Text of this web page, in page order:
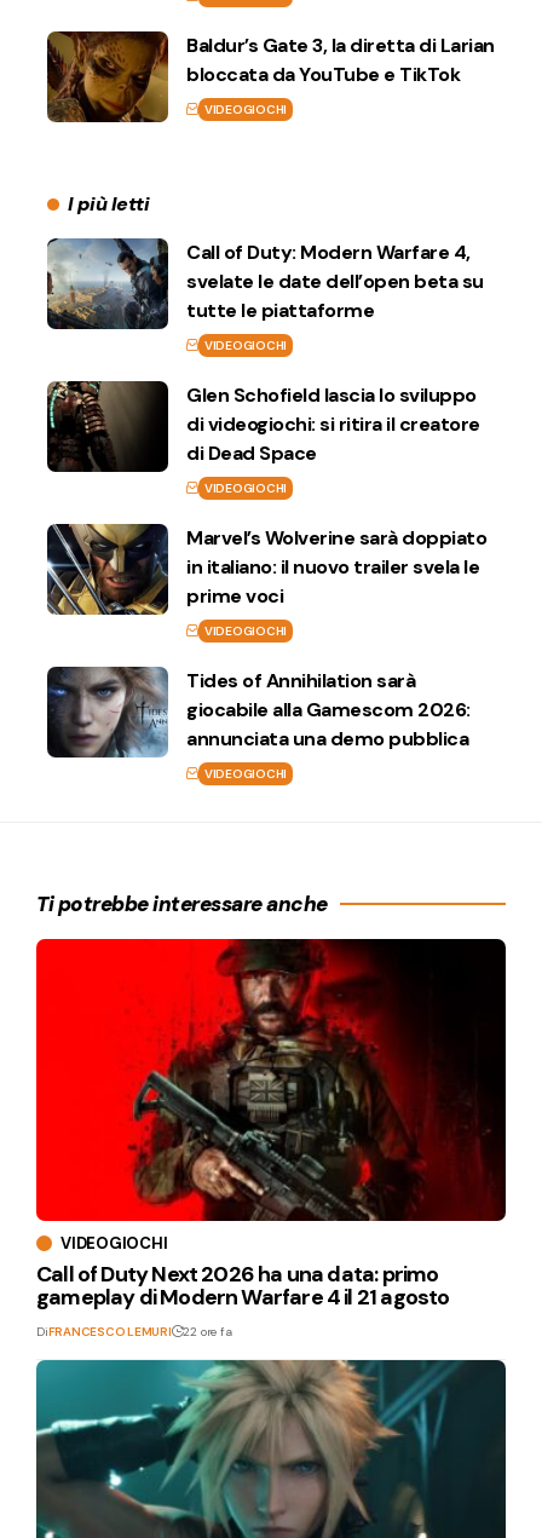
Baldur’s Gate 3, la diretta di Larian
bloccata da YouTube e TikTok
VIDEOGIOCHI
I più letti
Call of Duty: Modern Warfare 4,
svelate le date dell’open beta su
tutte le piattaforme
VIDEOGIOCHI
Glen Schofield lascia lo sviluppo
di videogiochi: si ritira il creatore
di Dead Space
VIDEOGIOCHI
Marvel’s Wolverine sarà doppiato
in italiano: il nuovo trailer svela le
prime voci
VIDEOGIOCHI
Tides of Annihilation sarà
giocabile alla Gamescom 2026:
annunciata una demo pubblica
VIDEOGIOCHI
Ti potrebbe interessare anche
VIDEOGIOCHI
Call of Duty Next 2026 ha una data: primo
gameplay di Modern Warfare 4 il 21 agosto
DiFRANCESCO LEMURI 22 ore fa